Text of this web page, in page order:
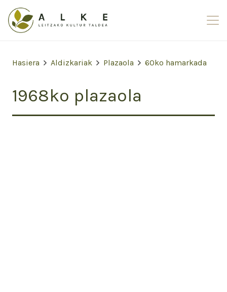
Hasiera Aldizkariak Plazaola 60ko hamarkada
1968ko plazaola